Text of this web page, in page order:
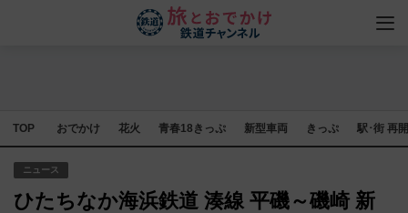
TOP おでかけ 花火 青春18きっぷ 新型車両 きっぷ 駅･街 再
ニュース
ひたちなか海浜鉄道 湊線 平磯～磯崎 新